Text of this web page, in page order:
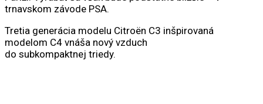
trnavskom závode PSA.
Tretia generácia modelu Citroën C3 inšpirovaná
modelom C4 vnáša nový vzduch
do subkompaktnej triedy.